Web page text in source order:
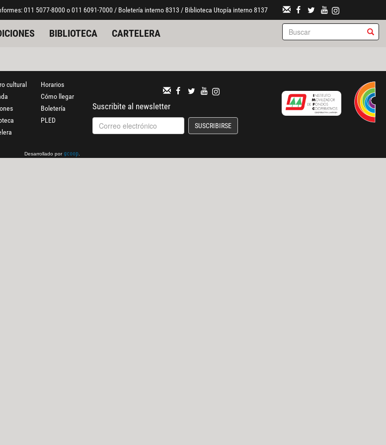
011 5077-8000 o 011 6091-7000 / Boletería interno 8313 / Biblioteca Utopía interno 8137
BIBLIOTECA CARTELERA
cultural
Horarios
Cómo llegar
Boletería
PLED
Suscribite al newsletter
SUSCRIBIRSE
Desarrollado por gcoop.